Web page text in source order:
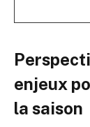
enjeux
la saison